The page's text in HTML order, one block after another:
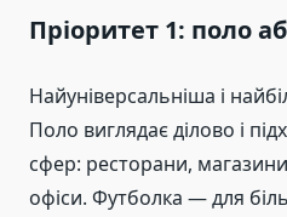
Пріоритет 1: поло
Найуніверсальніша і
Поло виглядає ділово і
сфер: ресторани, магазини,
офіси. Футболка — для